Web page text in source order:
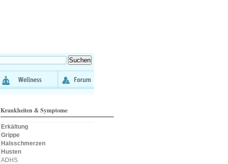
Krankheiten & Symptome
Erkältung
Grippe
Halsschmerzen
Husten
ADHS